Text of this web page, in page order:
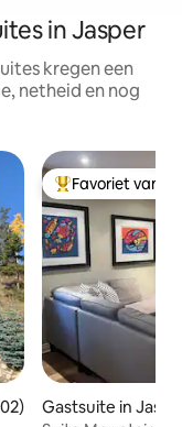
in Jasper
kregen een
netheid en nog
beoordeling van
Topfavoriet van
Favoriet van
Gastsuite in